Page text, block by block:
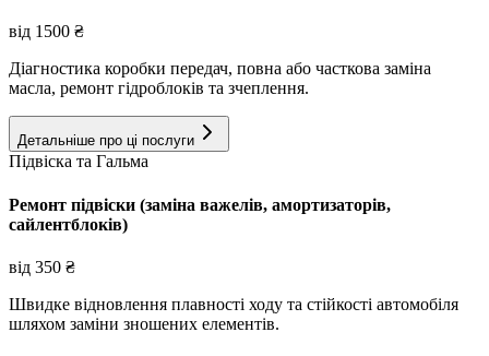
від 1500 ₴
Діагностика коробки передач, повна або часткова заміна
масла, ремонт гідроблоків та зчеплення.
Детальніше про ці послуги
Підвіска та Гальма
Ремонт підвіски (заміна важелів, амортизаторів,
сайлентблоків)
від 350 ₴
Швидке відновлення плавності ходу та стійкості автомобіля
шляхом заміни зношених елементів.